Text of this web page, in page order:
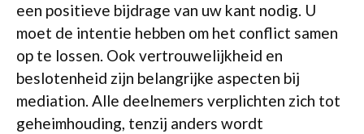
een positieve bijdrage van uw kant nodig. U
moet de intentie hebben om het conflict samen
op te lossen. Ook vertrouwelijkheid en
beslotenheid zijn belangrijke aspecten bij
mediation. Alle deelnemers verplichten zich tot
geheimhouding, tenzij anders wordt